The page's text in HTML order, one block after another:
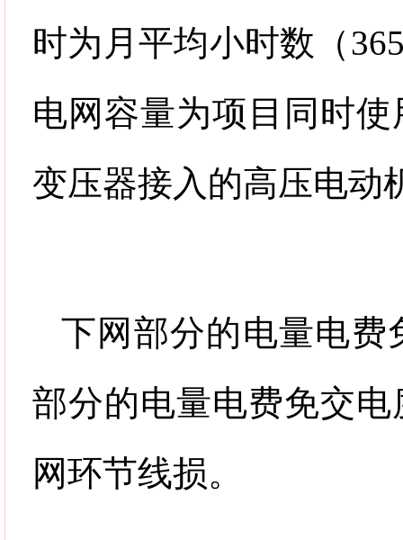
时为月平均小时数（
电网容量为项目同时
变压器接入的高压电动
下网部分的电量电费
部分的电量电费免交
网环节线损。